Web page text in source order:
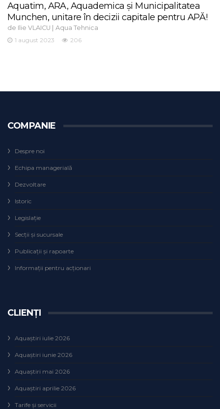
Aquatim, ARA, Aquademica și Municipalitatea
Munchen, unitare în decizii capitale pentru APĂ!
de Ilie VLAICU | Aqua Tehnica
1 august 2023
206
COMPANIE
Despre noi
Echipa managerială
Dezvoltare
Istoric
Legislaţie
Secţii şi sucursale
Publicații și rapoarte
Informații pentru acționari
CLIENȚI
Aquaștiri iulie 2026
Aquaștiri iunie 2026
Aquaștiri mai 2026
Aquaștiri aprilie 2026
Tarife și servicii